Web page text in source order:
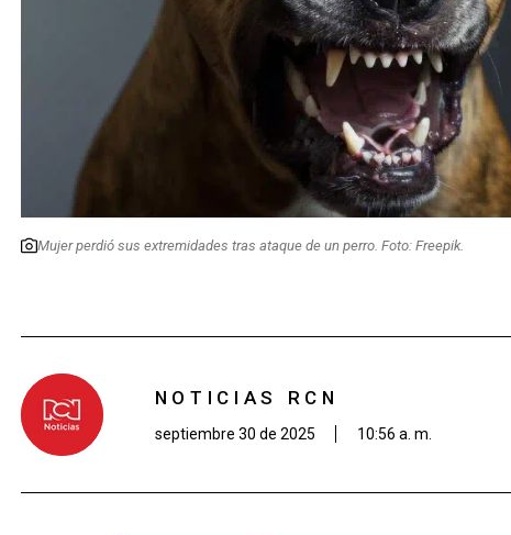
Mujer perdió sus extremidades tras ataque de un perro. Foto: Freepik.
NOTICIAS RCN
septiembre 30 de 2025 10:56 a. m.